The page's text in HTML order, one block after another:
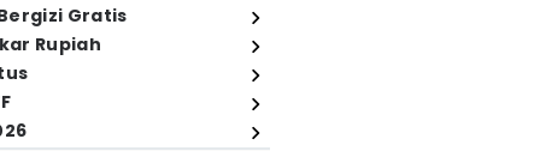
Gratis
Rupiah